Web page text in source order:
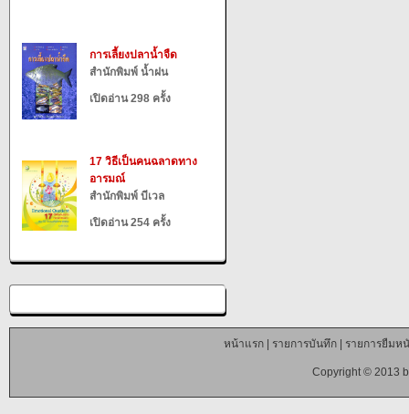
การเลี้ยงปลาน้ำจืด
สำนักพิมพ์ น้ำฝน
เปิดอ่าน 298 ครั้ง
17 วิธีเป็นคนฉลาดทาง
อารมณ์
สำนักพิมพ์ บีเวล
เปิดอ่าน 254 ครั้ง
หน้าแรก| รายการบันทึก| รายการยืมห
Copyright © 2013